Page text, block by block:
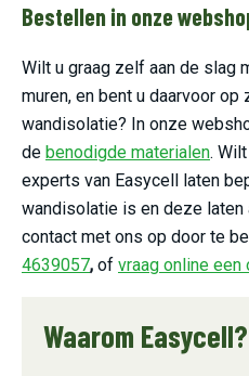
Bestellen in onze
Wilt u graag zelf aan de slag
muren, en bent u daarvoor
wandisolatie? In onze
de benodigde materialen.
experts van Easycell laten
wandisolatie is en deze laten
contact met ons op door te
4639057, of vraag online een
Waarom Easycell?